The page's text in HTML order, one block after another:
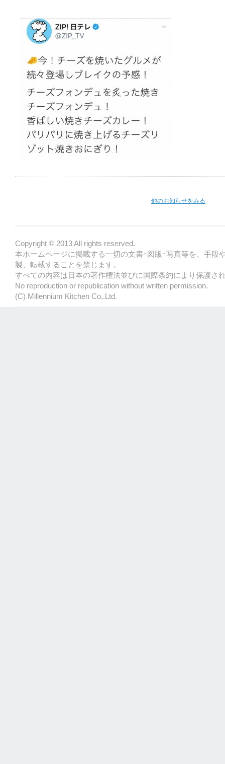
他のお知らせをみる
Copyright © 2013 All rights reserved.
本ホームページに掲載する一切の文書･図版･写真等を、手段
製、転載することを禁じます。
すべての内容は日本の著作権法並びに国際条約により保護さ
No reproduction or republication without written permission.
(C) Millennium Kitchen Co,.Ltd.